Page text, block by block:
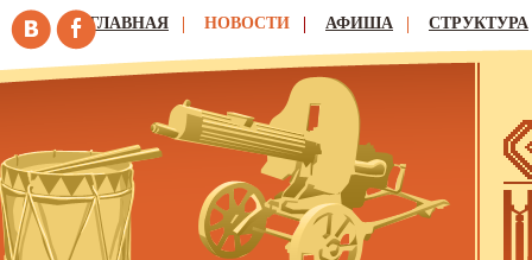
ГЛАВНАЯ НОВОСТИ АФИША СТРУКТУРА